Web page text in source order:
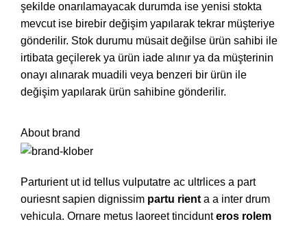
şekilde onarılamayacak durumda ise yenisi stokta
mevcut ise birebir değişim yapılarak tekrar müşteriye
gönderilir. Stok durumu müsait değilse ürün sahibi ile
irtibata geçilerek ya ürün iade alınır ya da müşterinin
onayı alınarak muadili veya benzeri bir ürün ile
değişim yapılarak ürün sahibine gönderilir.
About brand
Parturient ut id tellus vulputatre ac ultrlices a part
ouriesnt sapien dignissim partu rient a a inter drum
vehicula. Ornare metus laoreet tincidunteros rolem